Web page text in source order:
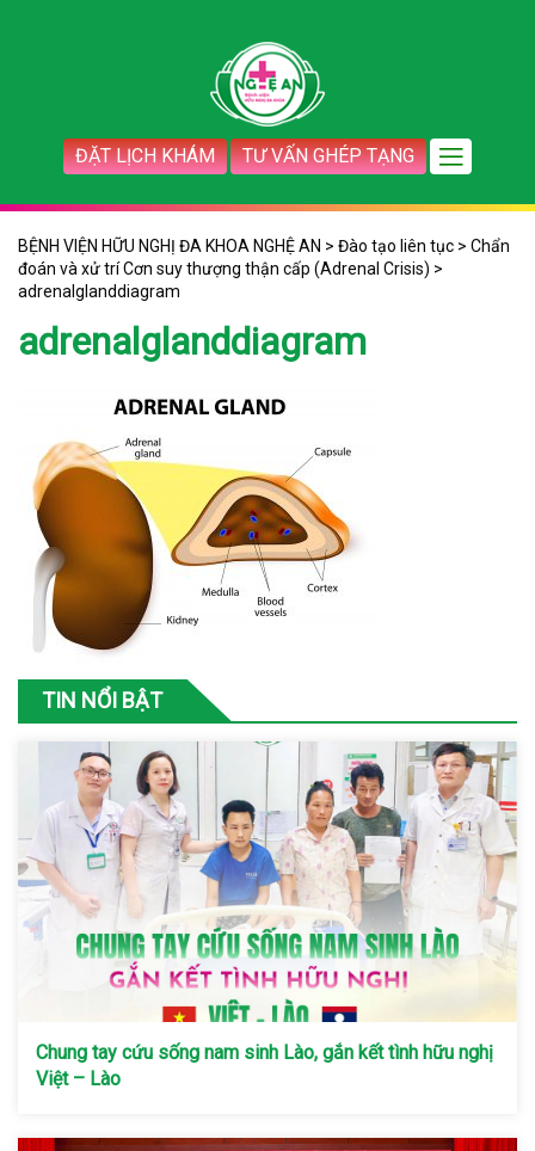
ĐẶT LỊCH KHÁM TƯ VẤN GHÉP TẠNG
BỆNH VIỆN HỮU NGHỊ ĐA KHOA NGHỆ AN > Đào tạo liên tục > Chẩn
đoán và xử trí Cơn suy thượng thận cấp (Adrenal Crisis) >
adrenalglanddiagram
adrenalglanddiagram
TIN NỔI BẬT
Chung tay cứu sống nam sinh Lào, gắn kết tình hữu nghị
Việt – Lào